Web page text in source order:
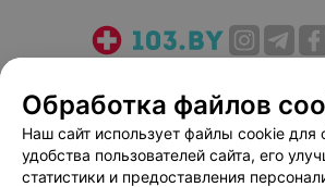
Медицинский маркетинг
Пользовательское соглашение
Вакансии
Партнеры
Обработка файлов
Наш сайт использует файлы cookie для
удобства пользователей сайта, его
статистики и предоставления